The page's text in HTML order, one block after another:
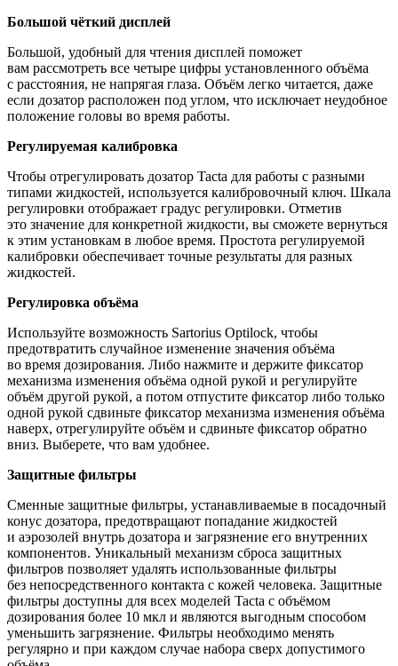
Большой чёткий дисплей
Большой, удобный для чтения дисплей поможет
вам рассмотреть все четыре цифры установленного объёма
с расстояния, не напрягая глаза. Объём легко читается, даже
если дозатор расположен под углом, что исключает неудобное
положение головы во время работы.
Регулируемая калибровка
Чтобы отрегулировать дозатор Tacta для работы с разными
типами жидкостей, используется калибровочный ключ. Шкала
регулировки отображает градус регулировки. Отметив
это значение для конкретной жидкости, вы сможете вернуться
к этим установкам в любое время. Простота регулируемой
калибровки обеспечивает точные результаты для разных
жидкостей.
Регулировка объёма
Используйте возможность Sartorius Optilock, чтобы
предотвратить случайное изменение значения объёма
во время дозирования. Либо нажмите и держите фиксатор
механизма изменения объёма одной рукой и регулируйте
объём другой рукой, а потом отпустите фиксатор либо только
одной рукой сдвиньте фиксатор механизма изменения объёма
наверх, отрегулируйте объём и сдвиньте фиксатор обратно
вниз. Выберете, что вам удобнее.
Защитные фильтры
Сменные защитные фильтры, устанавливаемые в посадочный
конус дозатора, предотвращают попадание жидкостей
и аэрозолей внутрь дозатора и загрязнение его внутренних
компонентов. Уникальный механизм сброса защитных
фильтров позволяет удалять использованные фильтры
без непосредственного контакта с кожей человека. Защитные
фильтры доступны для всех моделей Tacta с объёмом
дозирования более 10 мкл и являются выгодным способом
уменьшить загрязнение. Фильтры необходимо менять
регулярно и при каждом случае набора сверх допустимого